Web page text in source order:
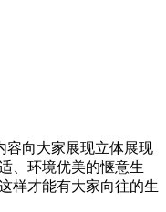
容向大家展现立体展现
、环境优美的惬意生
样才能有大家向往的生